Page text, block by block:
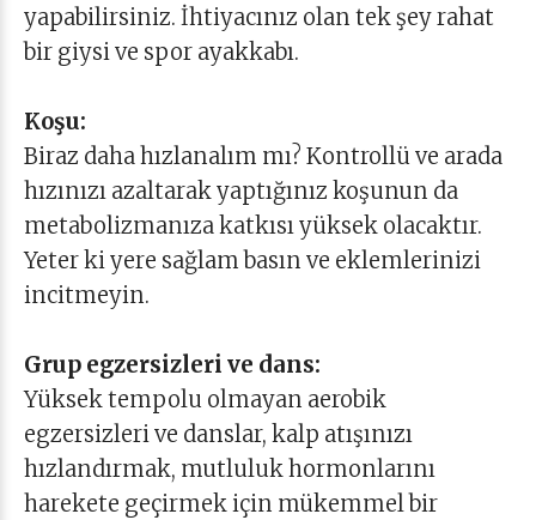
yapabilirsiniz. İhtiyacınız olan tek şey rahat
bir giysi ve spor ayakkabı.
Koşu:
Biraz daha hızlanalım mı? Kontrollü ve arada
hızınızı azaltarak yaptığınız koşunun da
metabolizmanıza katkısı yüksek olacaktır.
Yeter ki yere sağlam basın ve eklemlerinizi
incitmeyin.
Grup egzersizleri ve dans:
Yüksek tempolu olmayan aerobik
egzersizleri ve danslar, kalp atışınızı
hızlandırmak, mutluluk hormonlarını
harekete geçirmek için mükemmel bir